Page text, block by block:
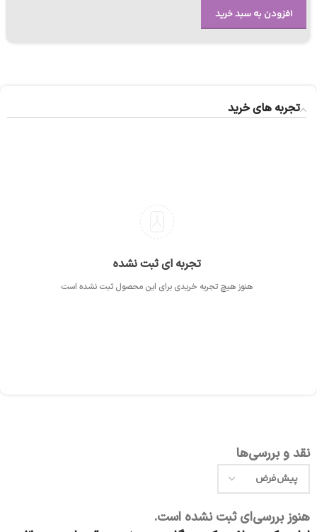
افزودن به سبد خرید
تجربه های خرید
تجربه ای ثبت نشده
هنوز هیچ تجربه خریدی برای این محصول ثبت نشده است
نقد و بررسی‌ها
هنوز بررسی‌ای ثبت نشده است.